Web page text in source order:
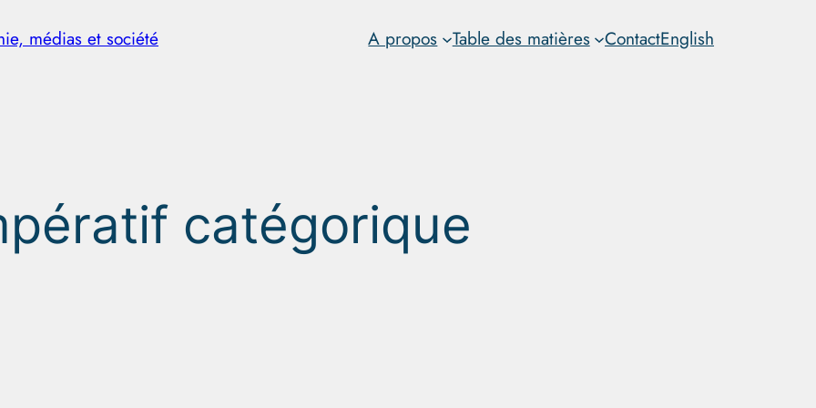
médias et société A propos Table des matières ContactEnglish
catégorique